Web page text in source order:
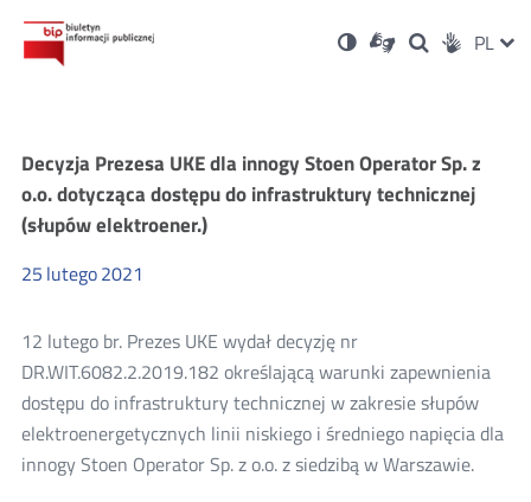
Ustawienia
Wersja
kontrastowa
Dla
niesłyszących
OtwórzOtwórz
w
Otwórz
w
Social PL
Dostęp
do
infrastruktury
Decyzja Prezesa UKE dla innogy Stoen Operator Sp. z
o.o. dotycząca dostępu do infrastruktury technicznej
(słupów elektroener.)
25 lutego2021
12 lutego br. Prezes UKE wydał decyzję nr
DR.WIT.6082.2.2019.182 określającą warunki zapewnienia
dostępu do infrastruktury technicznej w zakresie słupów
elektroenergetycznych linii niskiego i średniego napięcia dla
innogy Stoen Operator Sp. z o.o. z siedzibą w Warszawie.